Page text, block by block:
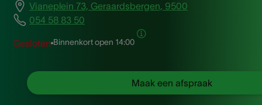
Vianeplein 73, Geraardsbergen, 9500
054 58 83 50
Gesloten Binnenkort open 14:00
Maak een afspraak